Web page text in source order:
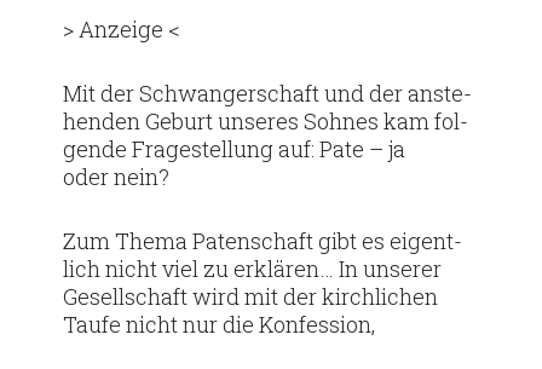
> Anzeige <
Mit der Schwan­ger­schaft und der anste­
henden Geburt unseres Sohnes kam fol­
gende Fra­ge­stel­lung auf: Pate – ja
oder nein?
Zum Thema Paten­schaft gibt es eigent­
lich nicht viel zu erklären… In unserer
Gesell­schaft wird mit der kirch­li­chen
Taufe nicht nur die Konfession,